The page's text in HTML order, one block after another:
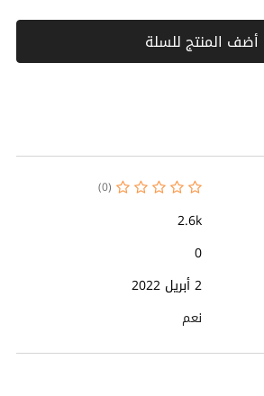
أضف المنتج للسلة
(0)
2.6k
0
2 أبريل 2022
نعم